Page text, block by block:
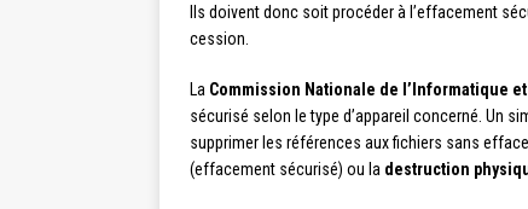
Ils doivent donc soit procéder à l’effacement
cession.
La Commission Nationale de l’Informatique
sécurisé selon le type d’appareil concerné. Un
supprimer les références aux fichiers sans
(effacement sécurisé) ou la destruction